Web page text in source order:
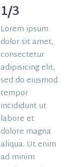
1/3
Lorem ipsum
dolor sit amet,
consectetur
adipisicing elit,
sed do eiusmod
tempor
incididunt ut
labore et
dolore magna
aliqua. Ut enim
ad minim